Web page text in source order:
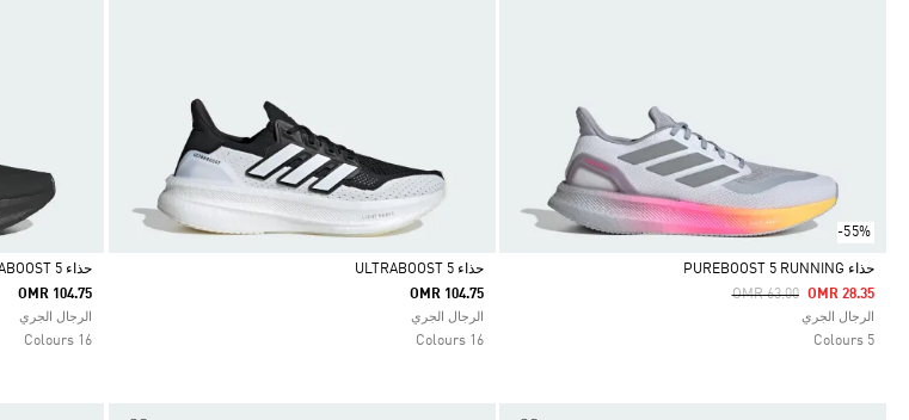
-55%
Selected
حذاء PUREBOOST 5 RUNNING
Price Reduced From
OMR 63.00ToOMR 28.35
الرجال الجري
5 Colours
Selected
حذاء ULTRABOOST 5
OMR 104.75
الرجال الجري
16 Colours
Selected
حذاء ULTRABOOST 5
OMR 104.75
الرجال الجري
16 Colours